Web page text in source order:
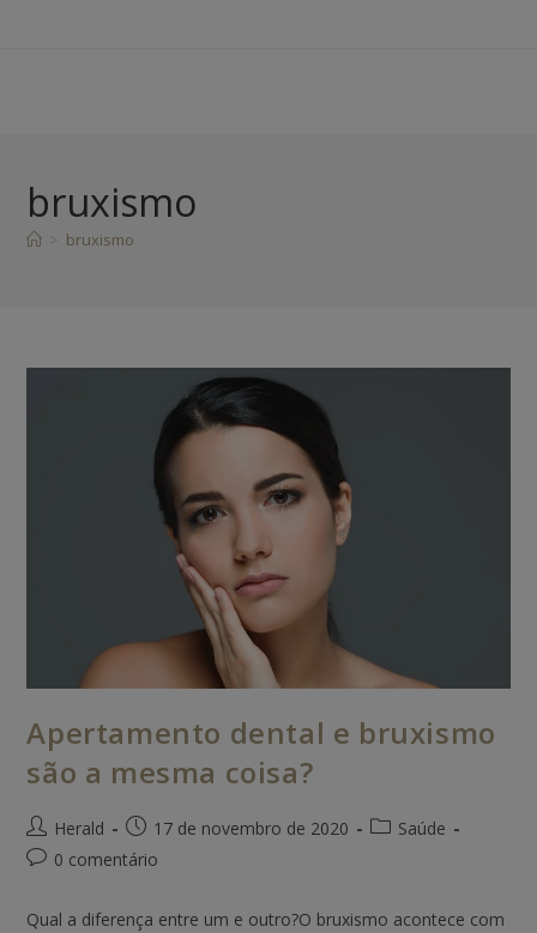
bruxismo
bruxismo
Apertamento dental e bruxismo
são a mesma coisa?
Herald 17 de novembro de 2020
Saúde
0 comentário
Qual a diferença entre um e outro?O bruxismo acontece com